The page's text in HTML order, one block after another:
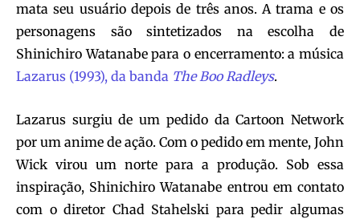
mata seu usuário depois de três anos. A trama e os
personagens são sintetizados na escolha de
Shinichiro Watanabe para o encerramento: a música
Lazarus (1993), da banda The Boo Radleys.
Lazarus surgiu de um pedido da Cartoon Network
por um anime de ação. Com o pedido em mente, John
Wick virou um norte para a produção. Sob essa
inspiração, Shinichiro Watanabe entrou em contato
com o diretor Chad Stahelski para pedir algumas